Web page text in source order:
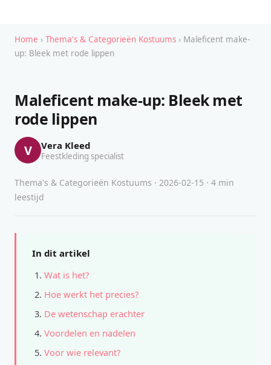
Home › Thema's & Categorieën Kostuums › Maleficent make-
up: Bleek met rode lippen
Maleficent make-up: Bleek met
rode lippen
V Vera Kleed
Feestkleding specialist
Thema's & Categorieën Kostuums · 2026-02-15 · 4 min
leestijd
In dit artikel
Wat is het?
Hoe werkt het precies?
De wetenschap erachter
Voordelen en nadelen
Voor wie relevant?